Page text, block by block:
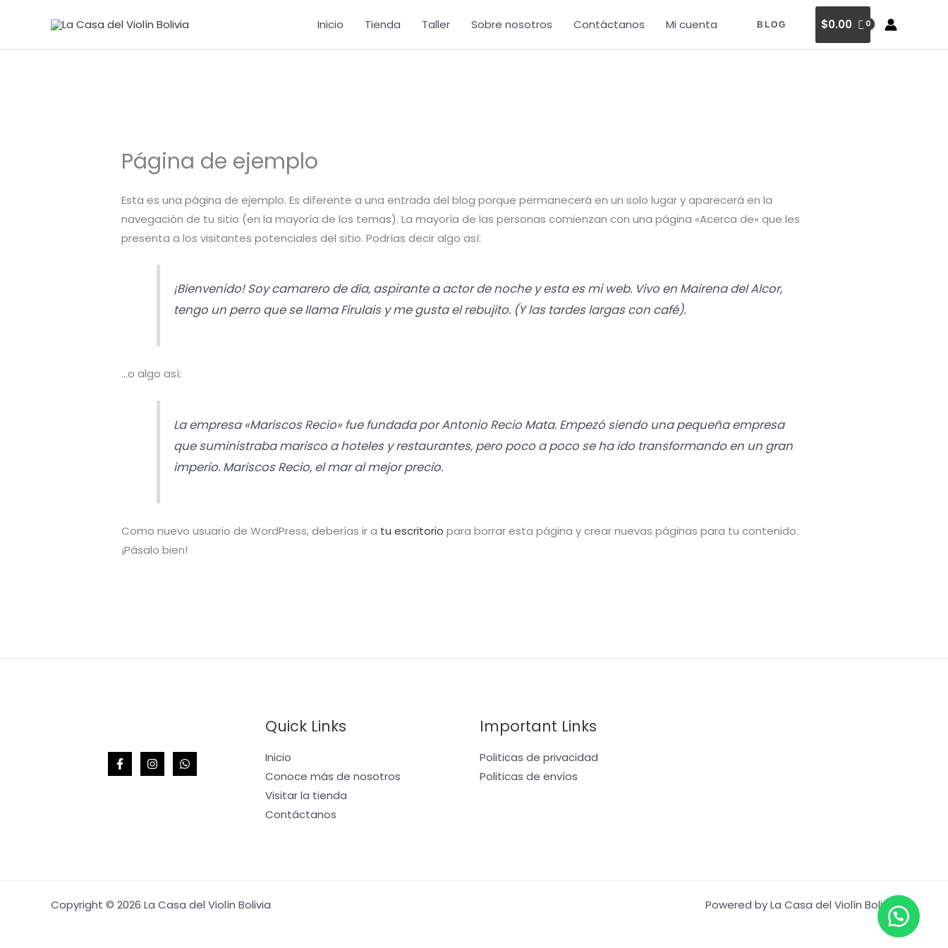
contenido
Inicio Tienda Taller Sobre nosotros Contáctanos Mi cuenta BLOG $0.00
Página de ejemplo
Esta es una página de ejemplo. Es diferente a una entrada del blog porque permanecerá en un solo lugar y aparecerá en la
navegación de tu sitio (en la mayoría de los temas). La mayoría de las personas comienzan con una página «Acerca de» que les
presenta a los visitantes potenciales del sitio. Podrías decir algo así:
¡Bienvenido! Soy camarero de día, aspirante a actor de noche y esta es mi web. Vivo en Mairena del Alcor,
tengo un perro que se llama Firulais y me gusta el rebujito. (Y las tardes largas con café).
…o algo así:
La empresa «Mariscos Recio» fue fundada por Antonio Recio Mata. Empezó siendo una pequeña empresa
que suministraba marisco a hoteles y restaurantes, pero poco a poco se ha ido transformando en un gran
imperio. Mariscos Recio, el mar al mejor precio.
Como nuevo usuario de WordPress, deberías ir a tu escritorio para borrar esta página y crear nuevas páginas para tu contenido.
¡Pásalo bien!
Quick Links
Inicio
Conoce más de nosotros
Visitar la tienda
Contáctanos
Important Links
Politicas de privacidad
Politicas de envíos
Copyright © 2026 La Casa del Violín Bolivia Powered by La Casa del Violín Bolivia